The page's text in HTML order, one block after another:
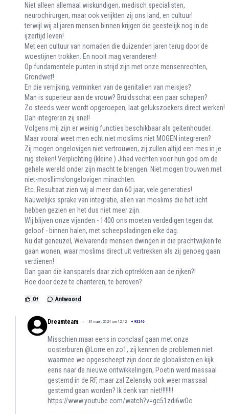
Niet alleen allemaal wiskundigen, medisch specialisten,
neurochirurgen, maar ook verijkten zij ons land, en cultuur!
terwijl wij al jaren mensen binnen krijgen die geestelijk nog in de
ijzertijd leven!
Met een cultuur van nomaden die duizenden jaren terug door de
woestijnen trokken. En nooit mag veranderen!
Op fundamentele punten in strijd zijn met onze mensenrechten,
Grondwet!
En die verrijking, verminken van de genitalien van meisjes?
Man is superieur aan de vrouw? Bruidsschat een paar schapen?
Zo steeds weer wordt opgeroepen, laat gelukszoekers direct werken!
Dan integreren zij snel!
Volgens mij zijn er weinig functies beschikbaar als geitenhouder.
Maar vooral weet men echt niet moslims niet MOGEN integreren?
Zij mogen ongelovigen niet vertrouwen, zij zullen altijd een mes in je
rug steken! Verplichting (kleine ) Jihad vechten voor hun god om de
gehele wereld onder zijn macht te brengen. Niet mogen trouwen met
niet-mosllims!ongelovigen minachten.
Etc. Resultaat zien wij al meer dan 60 jaar, vele generaties!
Nauwelijks sprake van integratie, allen van moslims die het licht
hebben gezien en het dus niet meer zijn.
Wij blijven onze vijanden - 1400 ons moeten verdedigen tegen dat
geloof - binnen halen, met scheepsladingen elke dag.
Nu dat geneuzel, Welvarende mensen dwingen in die prachtwijken te
gaan wonen, waar moslims direct uit vertrekken als zij genoeg gaan
verdienen!
Dan gaan die kansparels daar zich optrekken aan de rijken?!
Hoe door deze te chanteren, te beroven?
0+ Antwoord
Dreamteam 31 maart 2024 om 12:12 + 93246
Misschien maar eens in conclaaf gaan met onze
oosterburen @Lorre en zo1, zij kennen de problemen niet
waarmee we opgescheept zijn door de globalisten en kijk
eens naar de nieuwe ontwikkelingen, Poetin werd massaal
gestemd in de RF, maar zal Zelensky ook weer massaal
gestemd gaan worden? Ik denk van niet!!!!!!!!
https://www.youtube.com/watch?v=gc51zdi6wOo